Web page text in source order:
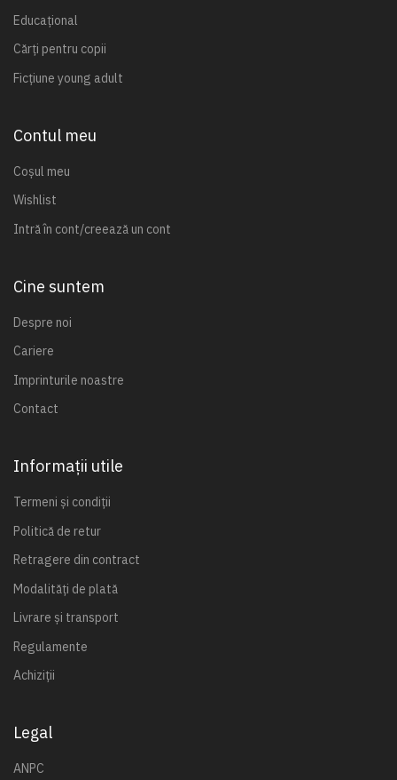
Educațional
Cărți pentru copii
Ficțiune young adult
Contul meu
Coșul meu
Wishlist
Intră în cont/creează un cont
Cine suntem
Despre noi
Cariere
Imprinturile noastre
Contact
Informații utile
Termeni și condiții
Politică de retur
Retragere din contract
Modalități de plată
Livrare și transport
Regulamente
Achiziții
Legal
ANPC